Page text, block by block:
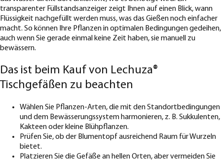
transparenter Füllstandsanzeiger zeigt Ihnen auf einen Blick, wann
Flüssigkeit nachgefüllt werden muss, was das Gießen noch einfacher
macht. So können Ihre Pflanzen in optimalen Bedingungen gedeihen,
auch wenn Sie gerade einmal keine Zeit haben, sie manuell zu
bewässern.
Das ist beim Kauf von Lechuza®
Tischgefäßen zu beachten
Wählen Sie Pflanzen-Arten, die mit den Standortbedingungen
und dem Bewässerungssystem harmonieren, z. B. Sukkulenten,
Kakteen oder kleine Blühpflanzen.
Prüfen Sie, ob der Blumentopf ausreichend Raum für Wurzeln
bietet.
Platzieren Sie die Gefäße an hellen Orten, aber vermeiden Sie